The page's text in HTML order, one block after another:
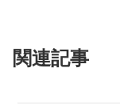
関連記事